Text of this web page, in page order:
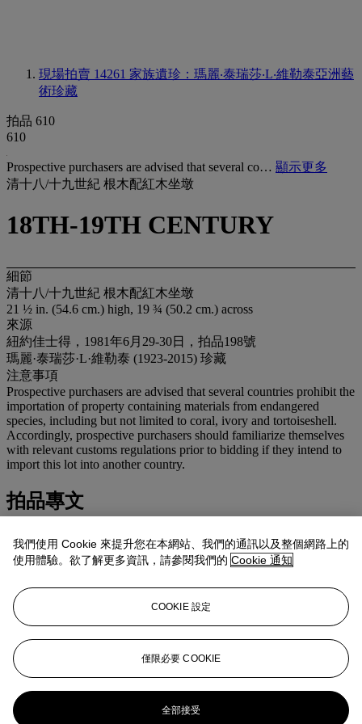
現場拍賣 14261 家族遺珍：瑪麗‧泰瑞莎‧L‧維勒泰亞洲藝
術珍藏
拍品 610
610
Prospective purchasers are advised that several co… 顯示更多
清十八/十九世紀 根木配紅木坐墩
18TH-19TH CENTURY
細節
清十八/十九世紀 根木配紅木坐墩
21 ½ in. (54.6 cm.) high, 19 ¾ (50.2 cm.) across
來源
紐約佳士得，1981年6月29-30日，拍品198號
瑪麗·泰瑞莎·L·維勒泰 (1923-2015) 珍藏
注意事項
Prospective purchasers are advised that several countries prohibit the
importation of property containing materials from endangered
species, including but not limited to coral, ivory and tortoiseshell.
Accordingly, prospective purchasers should familiarize themselves
with relevant customs regulations prior to bidding if they intend to
import this lot into another country.
拍品專文
明代根木家具造型原始自然，在品位獨到的文人圈内特別流
行。時至清代，宮廷室内擺設沿用某些文人傳統，包括以文人
書齋風格裝飾宮内居室。惟宮廷根木家具之平面另以硬木製
作，使其符合傳統家具之形制，例如供桌﹑羅漢床，以及如本
拍品之坐墩。北京故宮藏有一系列天然木家具，見朱家潛編
《故宮博物院藏文物珍品大系－54-明清家具（下）》，香
港，2002年，286-292頁。
更多來自家族遺珍：瑪麗‧泰瑞莎‧L‧維勒
泰亞洲藝術珍藏
我們使用 Cookie 來提升您在本網站、我們的通訊以及整個網路上的
使用體驗。欲了解更多資訊，請參閱我們的 Cookie 通知
COOKIE 設定
僅限必要 COOKIE
全部接受